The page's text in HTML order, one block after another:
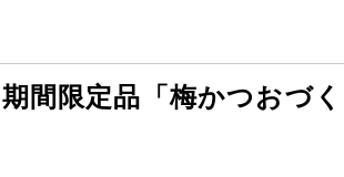
間限定品「梅かつおづく